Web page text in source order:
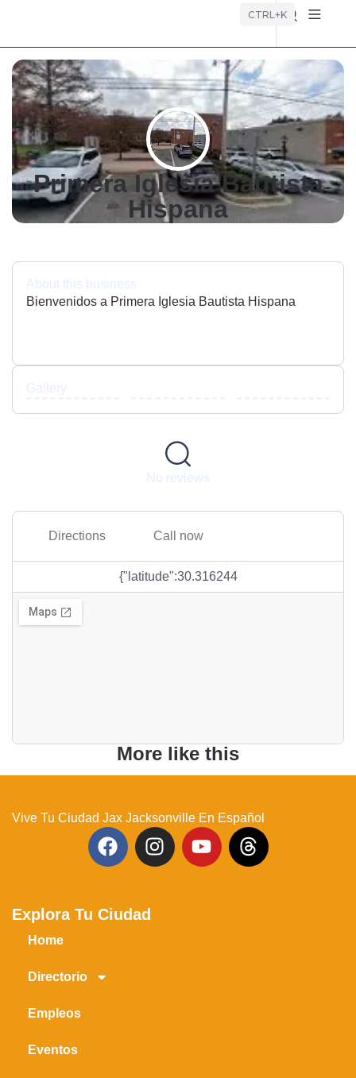
CTRL+K
Primera Iglesia Bautista
Hispana
About this business
Bienvenidos a Primera Iglesia Bautista Hispana
Gallery
No reviews
Directions Call now
{"latitude":30.316244
More like this
Vive Tu Ciudad Jax Jacksonville En Español
Explora Tu Ciudad
Home
Directorio
Empleos
Eventos